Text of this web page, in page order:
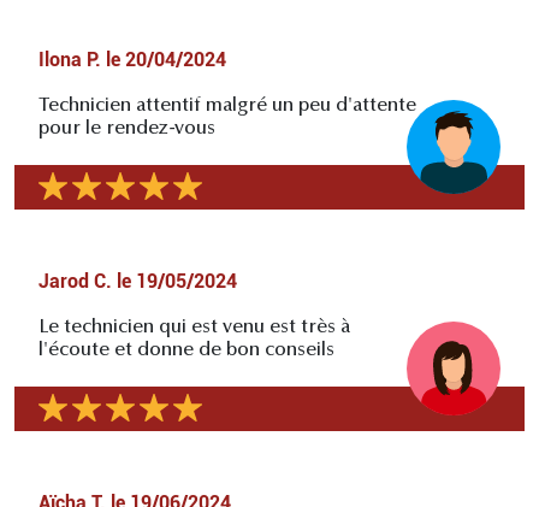
Ilona P. le 20/04/2024
Technicien attentif malgré un peu d'attente
pour le rendez-vous
Jarod C. le 19/05/2024
Le technicien qui est venu est très à
l'écoute et donne de bon conseils